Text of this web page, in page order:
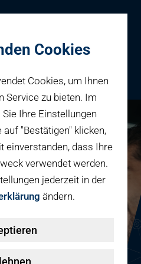
Cookies
Cookies, um Ihnen
Service zu bieten. Im
Ihre Einstellungen
"Bestätigen" klicken,
einverstanden, dass Ihre
verwendet werden.
jederzeit in der
ändern.